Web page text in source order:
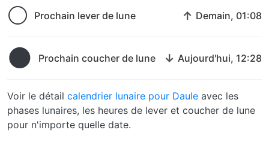
🌕 Prochain lever de lune ↑ Demain, 01:08
🌑 Prochain coucher de lune ↓ Aujourd'hui, 12:28
Voir le détail calendrier lunaire pour Daule avec les
phases lunaires, les heures de lever et coucher de lune
pour n'importe quelle date.